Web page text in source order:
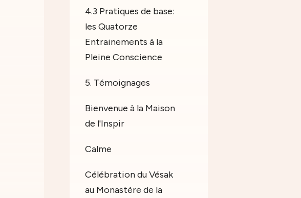
4.3 Pratiques de base:
les Quatorze
Entrainements à la
Pleine Conscience
5. Témoignages
Bienvenue à la Maison
de l'Inspir
Calme
Célébration du Vésak
au Monastère de la